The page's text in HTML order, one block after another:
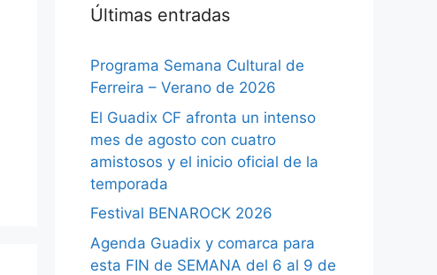
Últimas entradas
Programa Semana Cultural de
Ferreira – Verano de 2026
El Guadix CF afronta un intenso
mes de agosto con cuatro
amistosos y el inicio oficial de la
temporada
Festival BENAROCK 2026
Agenda Guadix y comarca para
esta FIN de SEMANA del 6 al 9 de